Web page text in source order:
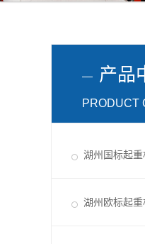
产品
PRODUCT
湖州国标起重
湖州欧标起重